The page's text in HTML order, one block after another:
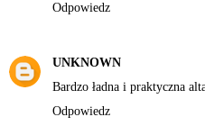
Odpowiedz
UNKNOWN
Bardzo ładna i praktyczna
Odpowiedz